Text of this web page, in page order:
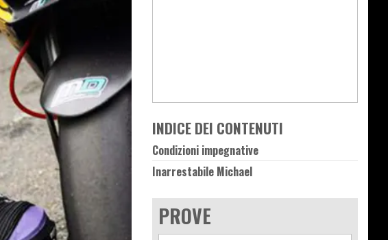
INDICE DEI CONTENUTI
Condizioni impegnative
Inarrestabile Michael
PROVE